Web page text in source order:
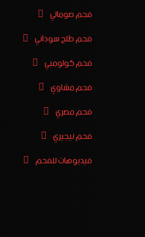
فحم صومالي
فحم طلح سوداني
فحم كولومبي
فحم مشاوي
فحم مصري
فحم نيجيري
فيدبوهات للفحم